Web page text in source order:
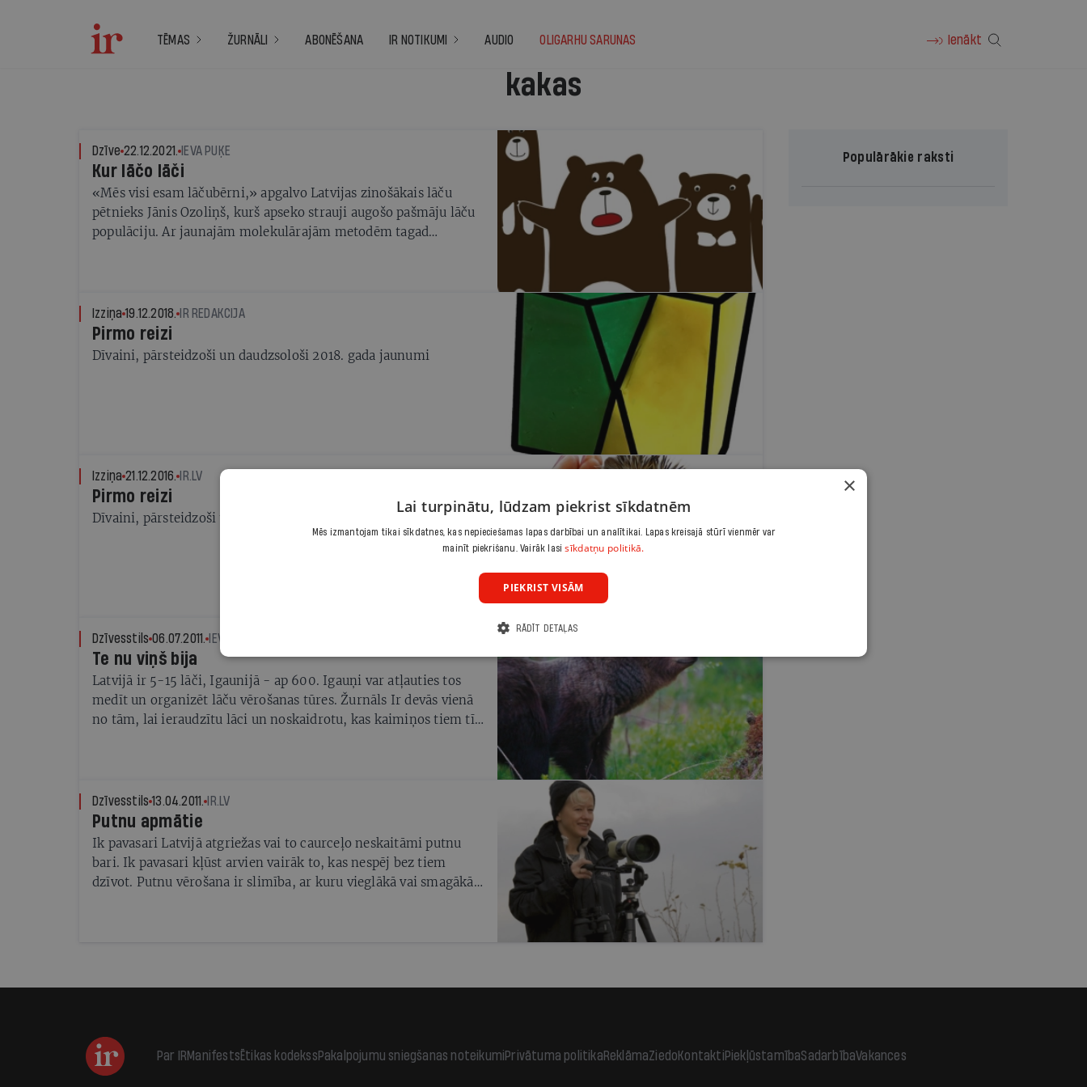
TĒMAS ŽURNĀLI ABONĒŠANA IR NOTIKUMI AUDIO OLIGARHU SARUNAS Ienākt
kakas
Dzīve 22.12.2021. IEVA PUĶE
Kur lāčo lāči
«Mēs visi esam lāčubērni,» apgalvo Latvijas zinošākais lāču
pētnieks Jānis Ozoliņš, kurš apseko strauji augošo pašmāju lāču
populāciju. Ar jaunajām molekulārajām metodēm tagad
Izziņa 19.12.2018. IR REDAKCIJA
Pirmo reizi
Dīvaini, pārsteidzoši un daudzsološi 2018. gada jaunumi
Izziņa 21.12.2016. IR.LV
Pirmo reizi
Dīvaini, pārsteidzoši un daudzsološi 2016. gada jaunumi
Dzīvesstils 06.07.2011. IEVA ALBERTE
Te nu viņš bija
Latvijā ir 5-15 lāči, Igaunijā - ap 600. Igauņi var atļauties tos
medīt un organizēt lāču vērošanas tūres. Žurnāls Ir devās vienā
no tām, lai ieraudzītu lāci un noskaidrotu, kas kaimiņos tiem tīk
Dzīvesstils 13.04.2011. IR.LV
Putnu apmātie
Ik pavasari Latvijā atgriežas vai to caurceļo neskaitāmi putnu
bari. Ik pavasari kļūst arvien vairāk to, kas nespēj bez tiem
dzīvot. Putnu vērošana ir slimība, ar kuru vieglākā vai smagākā
Populārākie raksti
Par IRManifestsĒtikas kodekssPakalpojumu sniegšanas noteikumiPrivātuma politikaReklāmaZiedoKontaktiPiekļūstamībaSadarbībaVakances
×
Lai turpinātu, lūdzam piekrist sīkdatnēm
Mēs izmantojam tikai sīkdatnes, kas nepieciešamas lapas darbībai un analītikai. Lapas kreisajā stūrī vienmēr var
mainīt piekrišanu. Vairāk lasisīkdatņu politikā.
PIEKRIST VISĀM
RĀDĪT DETAĻAS